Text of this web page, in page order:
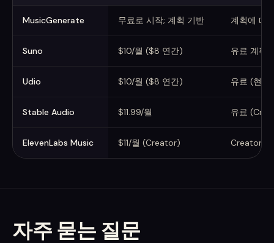
MusicGenerate
무료로 시작; 계획 기반 계획에 따
Suno $10/월 ($8 연간) 유료 계획
Udio $10/월 ($8 연간) 유료 (현재
Stable Audio $11.99/월 유료
ElevenLabs Music $11/월 (Creator) Creator
자주 묻는 질문